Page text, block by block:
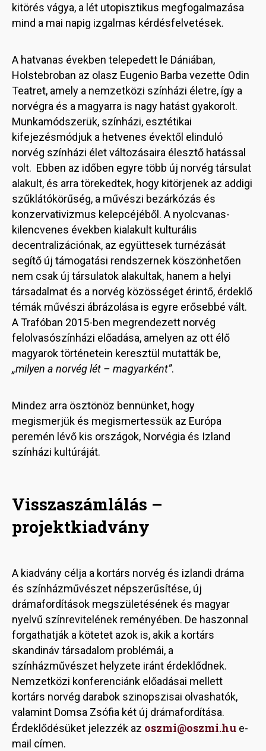
kitörés vágya, a lét utopisztikus megfogalmazása
mind a mai napig izgalmas kérdésfelvetések.
A hatvanas években telepedett le Dániában,
Holstebroban az olasz Eugenio Barba vezette Odin
Teatret, amely a nemzetközi színházi életre, így a
norvégra és a magyarra is nagy hatást gyakorolt.
Munkamódszerük, színházi, esztétikai
kifejezésmódjuk a hetvenes évektől elinduló
norvég színházi élet változásaira élesztő hatással
volt. Ebben az időben egyre több új norvég társulat
alakult, és arra törekedtek, hogy kitörjenek az addigi
szűklátókörűség, a művészi bezárkózás és
konzervativizmus kelepcéjéből. A nyolcvanas-
kilencvenes években kialakult kulturális
decentralizációnak, az együttesek turnézását
segítő új támogatási rendszernek köszönhetően
nem csak új társulatok alakultak, hanem a helyi
társadalmat és a norvég közösséget érintő, érdeklő
témák művészi ábrázolása is egyre erősebbé vált.
A Trafóban 2015-ben megrendezett norvég
felolvasószínházi előadása, amelyen az ott élő
magyarok történetein keresztül mutatták be,
„milyen a norvég lét – magyarként”.
Mindez arra ösztönöz bennünket, hogy
megismerjük és megismertessük az Európa
peremén lévő kis országok, Norvégia és Izland
színházi kultúráját.
Visszaszámlálás –
projektkiadvány
A kiadvány célja a kortárs norvég és izlandi dráma
és színházművészet népszerűsítése, új
drámafordítások megszületésének és magyar
nyelvű színrevitelének reményében. De haszonnal
forgathatják a kötetet azok is, akik a kortárs
skandináv társadalom problémái, a
színházművészet helyzete iránt érdeklődnek.
Nemzetközi konferenciánk előadásai mellett
kortárs norvég darabok szinopszisai olvashatók,
valamint Domsa Zsófia két új drámafordítása.
Érdeklődésüket jelezzék az oszmi@oszmi.hu e-
mail címen.